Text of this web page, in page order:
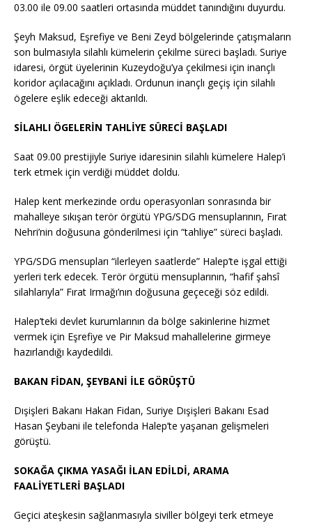
03.00 ile 09.00 saatleri ortasında müddet tanındığını duyurdu.
Şeyh Maksud, Eşrefiye ve Beni Zeyd bölgelerinde çatışmaların
son bulmasıyla silahlı kümelerin çekilme süreci başladı. Suriye
idaresi, örgüt üyelerinin Kuzeydoğu’ya çekilmesi için inançlı
koridor açılacağını açıkladı. Ordunun inançlı geçiş için silahlı
ögelere eşlik edeceği aktarıldı.
SİLAHLI ÖGELERİN TAHLİYE SÜRECİ BAŞLADI
Saat 09.00 prestijiyle Suriye idaresinin silahlı kümelere Halep’i
terk etmek için verdiği müddet doldu.
Halep kent merkezinde ordu operasyonları sonrasında bir
mahalleye sıkışan terör örgütü YPG/SDG mensuplarının, Fırat
Nehri’nin doğusuna gönderilmesi için “tahliye” süreci başladı.
YPG/SDG mensupları “ilerleyen saatlerde” Halep’te işgal ettiği
yerleri terk edecek. Terör örgütü mensuplarının, “hafif şahsî
silahlarıyla” Fırat Irmağı’nın doğusuna geçeceği söz edildi.
Halep’teki devlet kurumlarının da bölge sakinlerine hizmet
vermek için Eşrefiye ve Pir Maksud mahallelerine girmeye
hazırlandığı kaydedildi.
BAKAN FİDAN, ŞEYBANİ İLE GÖRÜŞTÜ
Dışişleri Bakanı Hakan Fidan, Suriye Dışişleri Bakanı Esad
Hasan Şeybani ile telefonda Halep’te yaşanan gelişmeleri
görüştü.
SOKAĞA ÇIKMA YASAĞI İLAN EDİLDİ, ARAMA
FAALİYETLERİ BAŞLADI
Geçici ateşkesin sağlanmasıyla siviller bölgeyi terk etmeye